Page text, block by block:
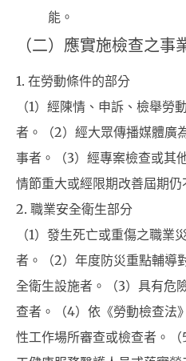
能。
（二）應實施檢查之事
1. 在勞動條件的部分
（1）經陳情、申訴、檢舉勞
者。（2）經大眾傳播媒體廣
事者。（3）經專案檢查或其
情節重大或經限期改善屆期仍
2. 職業安全衛生部分
（1）發生死亡或重傷之職業
者。（2）年度防災重點輔導
全衛生設施者。（3）具有危
查者。（4）依《勞動檢查法
性工作場所審查或檢查者。